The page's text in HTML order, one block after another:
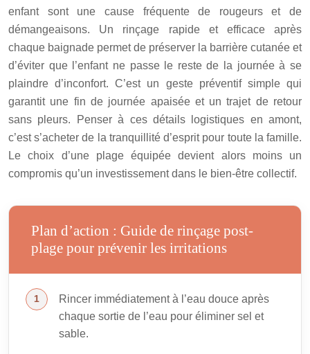
enfant sont une cause fréquente de rougeurs et de
démangeaisons. Un rinçage rapide et efficace après
chaque baignade permet de préserver la barrière cutanée et
d’éviter que l’enfant ne passe le reste de la journée à se
plaindre d’inconfort. C’est un geste préventif simple qui
garantit une fin de journée apaisée et un trajet de retour
sans pleurs. Penser à ces détails logistiques en amont,
c’est s’acheter de la tranquillité d’esprit pour toute la famille.
Le choix d’une plage équipée devient alors moins un
compromis qu’un investissement dans le bien-être collectif.
Plan d’action : Guide de rinçage post-
plage pour prévenir les irritations
Rincer immédiatement à l’eau douce après
chaque sortie de l’eau pour éliminer sel et
sable.